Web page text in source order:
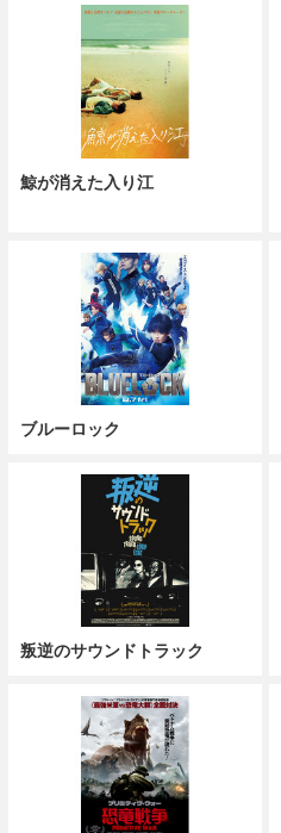
鯨が消えた入り江
ブルーロック
叛逆のサウンドトラック